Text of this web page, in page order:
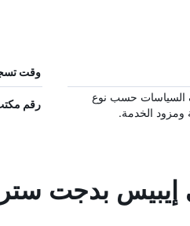
وقت
السياسات حسب نوع
ومزود الخدمة.
رقم
إيبيس بدجت